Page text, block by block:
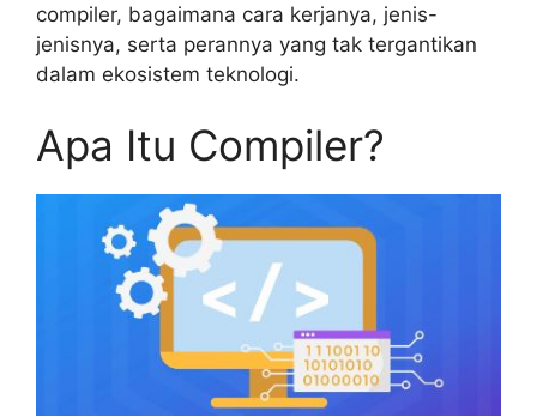
compiler, bagaimana cara kerjanya, jenis-
jenisnya, serta perannya yang tak tergantikan
dalam ekosistem teknologi.
Apa Itu Compiler?